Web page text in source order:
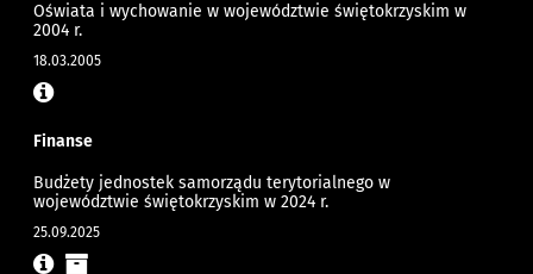
Oświata i wychowanie w województwie świętokrzyskim w
2004 r.
18.03.2005
Finanse
Budżety jednostek samorządu terytorialnego w
województwie świętokrzyskim w 2024 r.
25.09.2025